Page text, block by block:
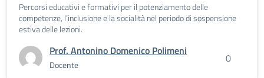
Percorsi educativi e formativi per il potenziamento delle
competenze, l’inclusione e la socialità nel periodo di sospensione
estiva delle lezioni.
Prof. Antonino Domenico Polimeni
Docente 0